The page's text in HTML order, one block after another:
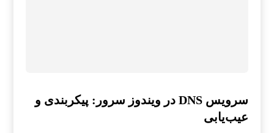
سرویس DNS در ویندوز سرور: پیکربندی و
عیب‌یابی